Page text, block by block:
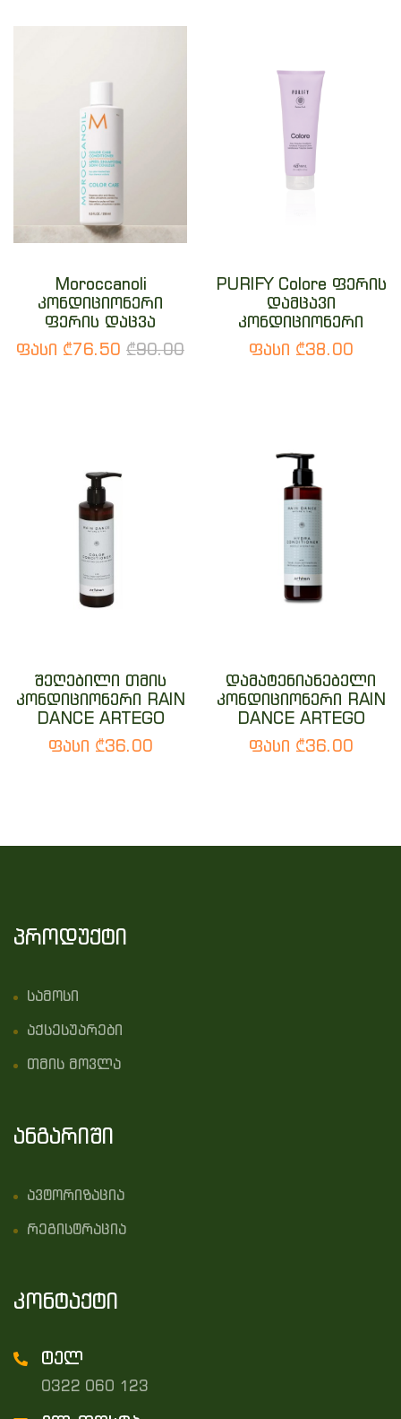
Moroccanoli
კონდიციონერი
ფერის დაცვა
ფასი ₾76.50 ₾90.00
PURIFY Colore ფერის
დამცავი
კონდიციონერი
ფასი ₾38.00
შეღებილი თმის
კონდიციონერი RAIN
DANCE ARTEGO
ფასი ₾36.00
დამატენიანებელი
კონდიციონერი RAIN
DANCE ARTEGO
ფასი ₾36.00
პროდუქტი
სამოსი
აქსესუარები
თმის მოვლა
ანგარიში
ავტორიზაცია
რეგისტრაცია
კონტაქტი
ტელ
0322 060 123